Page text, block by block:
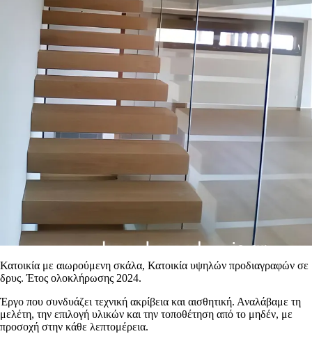
Κατοικία με αιωρούμενη σκάλα, Κατοικία υψηλών προδιαγραφών σε
δρυς. Έτος ολοκλήρωσης 2024.
Έργο που συνδυάζει τεχνική ακρίβεια και αισθητική. Αναλάβαμε τη
μελέτη, την επιλογή υλικών και την τοποθέτηση από το μηδέν, με
προσοχή στην κάθε λεπτομέρεια.